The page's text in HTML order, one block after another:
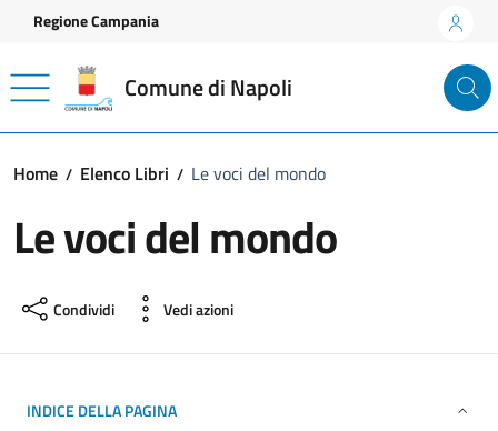
Vai ai contenuti
Vai al footer
Regione Campania
Comune di Napoli
Home Elenco Libri Le voci del mondo
Le voci del mondo
Condividi Vedi azioni
INDICE DELLA PAGINA